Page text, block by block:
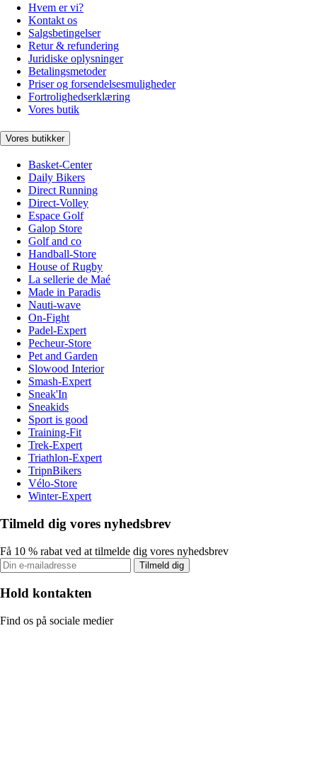
Hvem er vi?
Kontakt os
Salgsbetingelser
Retur & refundering
Juridiske oplysninger
Betalingsmetoder
Priser og forsendelsesmuligheder
Fortrolighedserklæring
Vores butik
Vores butikker
Basket-Center
Daily Bikers
Direct Running
Direct-Volley
Espace Golf
Galop Store
Golf and co
Handball-Store
House of Rugby
La sellerie de Maé
Made in Paradis
Nauti-wave
On-Fight
Padel-Expert
Pecheur-Store
Pet and Garden
Slowood Interior
Smash-Expert
Sneak'In
Sneakids
Sport is good
Training-Fit
Trek-Expert
Triathlon-Expert
TripnBikers
Vélo-Store
Winter-Expert
Tilmeld dig vores nyhedsbrev
Få 10 % rabat ved at tilmelde dig vores nyhedsbrev
Tilmeld dig
Hold kontakten
Find os på sociale medier